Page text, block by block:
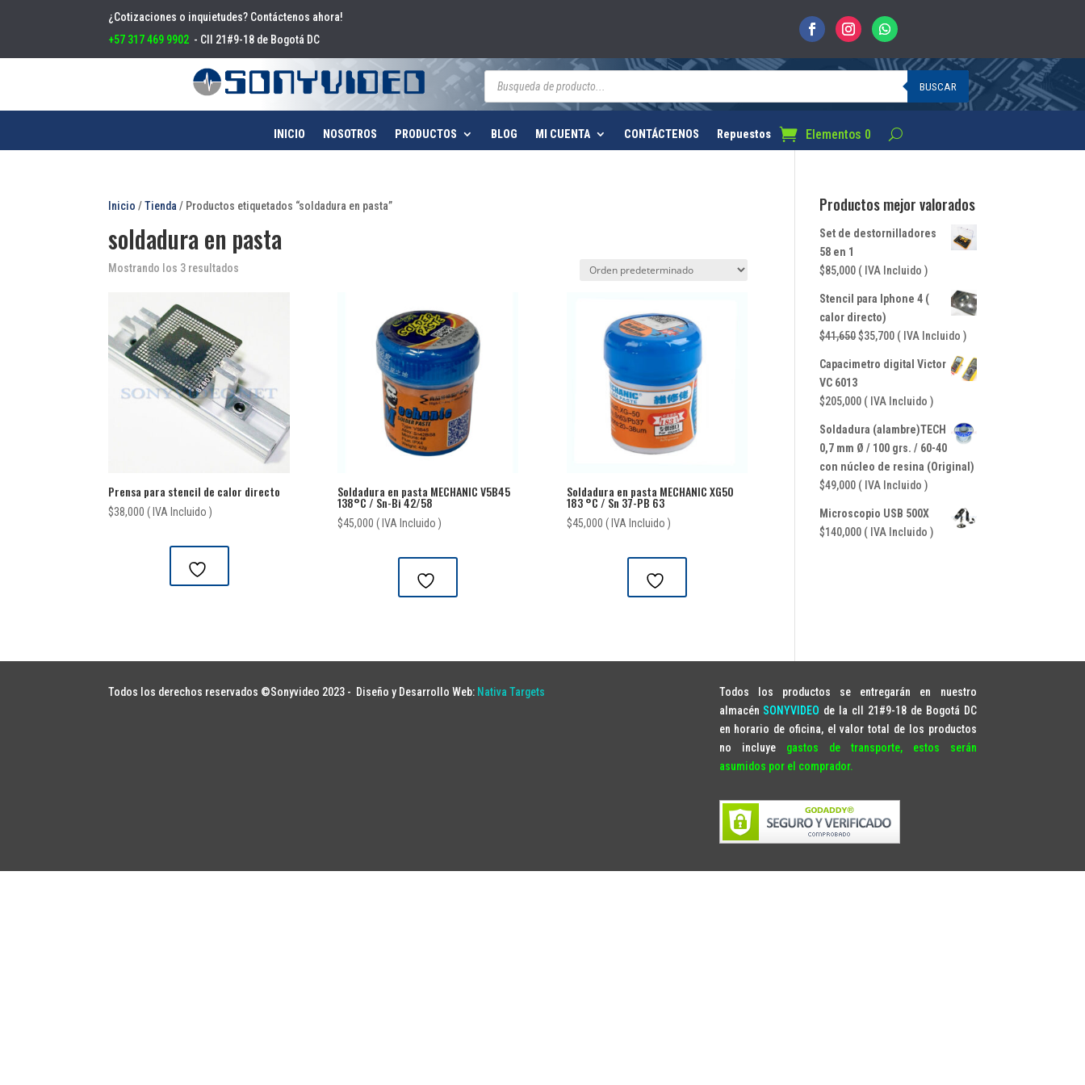
¿Cotizaciones o inquietudes? Contáctenos ahora!
+57 317 469 9902 - Cll 21#9-18 de Bogotá DC
Búsqueda
BUSCAR
INICIO NOSOTROS PRODUCTOS BLOG MI CUENTA CONTÁCTENOS Repuestos Elementos 0
Inicio /Tienda / Productos etiquetados “soldadura en pasta”
soldadura en pasta
Mostrando los 3 resultados
Prensa para stencil de calor directo
$38,000 ( IVA Incluido )
Soldadura en pasta MECHANIC V5B45
138°C / Sn-Bi 42/58
$45,000 ( IVA Incluido )
Soldadura en pasta MECHANIC XG50
183 °C / Sn 37-PB 63
$45,000 ( IVA Incluido )
Productos mejor valorados
Set de destornilladores
58 en 1
$85,000 ( IVA Incluido )
Stencil para Iphone 4 (
calor directo)
$41,650El
original
$41,650.
$35,700El
actual
$35,700.
( IVA Incluido )
Capacimetro digital Victor
VC 6013
$205,000 ( IVA Incluido )
Soldadura (alambre)TECH
0,7 mm Ø / 100 grs. / 60-40
con núcleo de resina (Original)
$49,000 ( IVA Incluido )
Microscopio USB 500X
$140,000 ( IVA Incluido )
Todos los derechos reservados ©Sonyvideo 2023 - Diseño y Desarrollo Web: Nativa Targets
Todos los productos se entregarán en nuestro
almacén SONYVIDEO de la cll 21#9-18 de Bogotá DC
en horario de oficina, el valor total de los productos
no incluye gastos de transporte, estos serán
asumidos por el comprador.